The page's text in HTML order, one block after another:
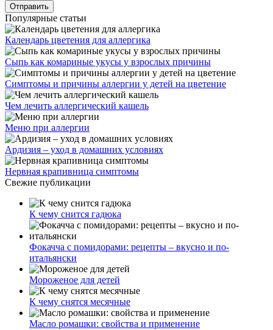
Популярные статьи
Календарь цветения для аллергика
Сыпь как комариные укусы у взрослых причины
Симптомы и причины аллергии у детей на цветение
Чем лечить аллергический кашель
Меню при аллергии
Ардизия – уход в домашних условиях
Нервная крапивница симптомы
Свежие публикации
К чему снится гадюка
Фокачча с помидорами: рецепты – вкусно и по-
итальянски
Мороженое для детей
К чему снятся месячные
Масло ромашки: свойства и применение